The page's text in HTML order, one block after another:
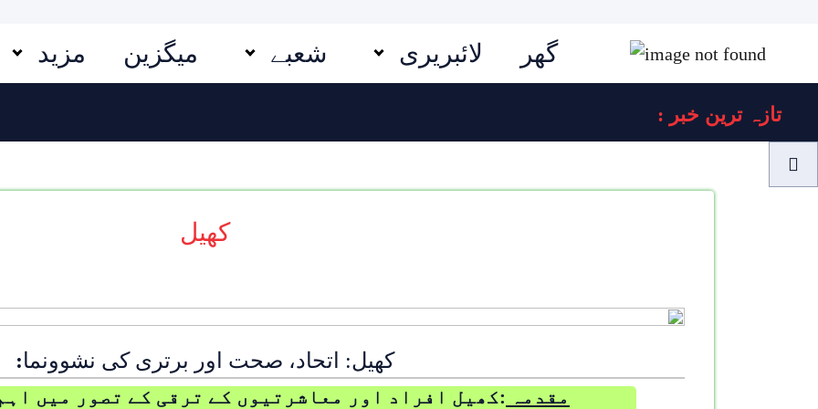
گھر لائبریری شعبے میگزین مزید
: تازہ ترین خبر
کھیل
کھیل: اتحاد، صحت اور برتری کی نشوونما:
مقدمہ :کھیل افراد اور معاشرتیوں کے ترقی کے تصور میں